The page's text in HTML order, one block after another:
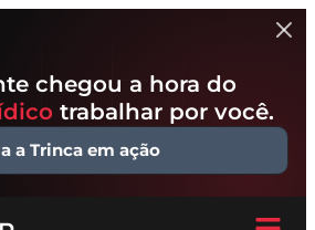
chegou a hora do
trabalhar por você.
a Trinca em ação